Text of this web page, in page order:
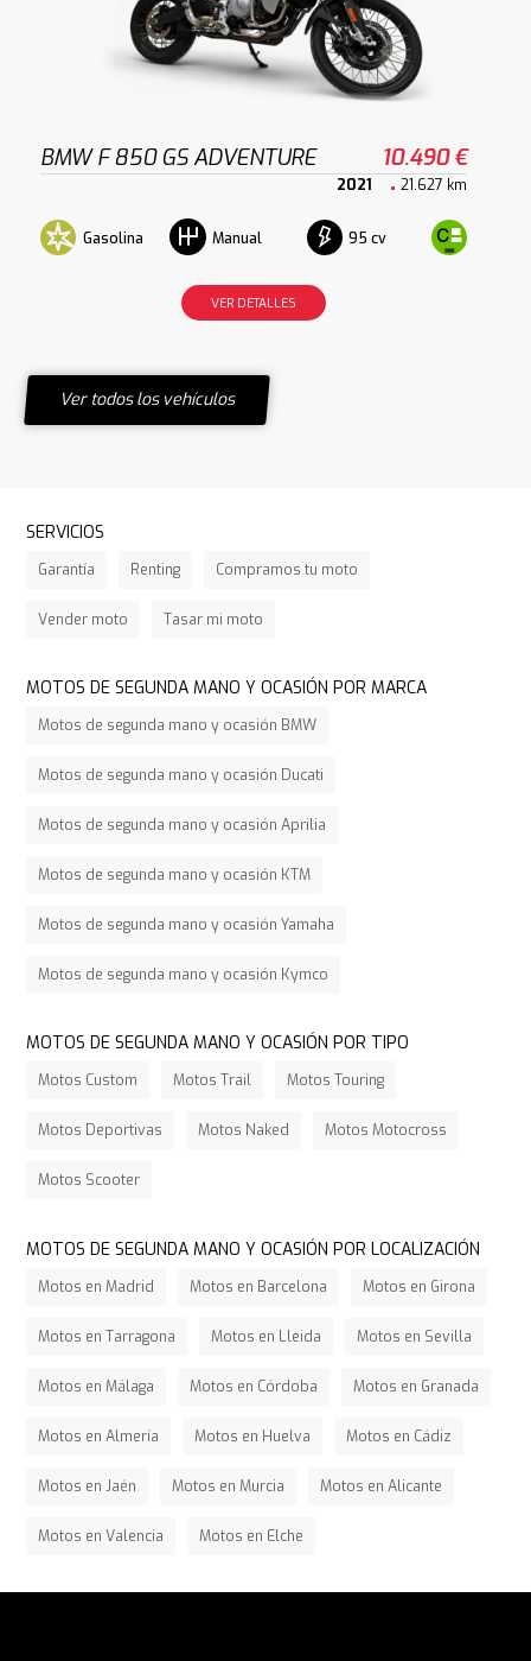
BMW F 850 GS ADVENTURE 10.490 €
2021 21.627 km
Gasolina Manual 95 cv
VER DETALLES
Ver todos los vehículos
SERVICIOS
Garantía Renting Compramos tu moto
Vender moto Tasar mi moto
MOTOS DE SEGUNDA MANO Y OCASIÓN POR MARCA
Motos de segunda mano y ocasión BMW
Motos de segunda mano y ocasión Ducati
Motos de segunda mano y ocasión Aprilia
Motos de segunda mano y ocasión KTM
Motos de segunda mano y ocasión Yamaha
Motos de segunda mano y ocasión Kymco
MOTOS DE SEGUNDA MANO Y OCASIÓN POR TIPO
Motos Custom Motos Trail Motos Touring
Motos Deportivas Motos Naked Motos Motocross
Motos Scooter
MOTOS DE SEGUNDA MANO Y OCASIÓN POR LOCALIZACIÓN
Motos en Madrid Motos en Barcelona Motos en Girona
Motos en Tarragona Motos en Lleida Motos en Sevilla
Motos en Málaga Motos en Córdoba Motos en Granada
Motos en Almería Motos en Huelva Motos en Cádiz
Motos en Jaén Motos en Murcia Motos en Alicante
Motos en Valencia Motos en Elche